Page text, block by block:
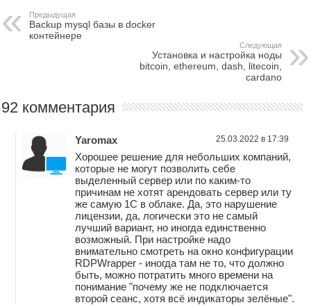
Предыдущая
Backup mysql базы в docker
контейнере
Следующая
Установка и настройка ноды
bitcoin, ethereum, dash, litecoin,
cardano
92 комментария
Yaromax 25.03.2022 в 17:39
Хорошее решение для небольших компаний,
которые не могут позволить себе
выделенный сервер или по каким-то
причинам не хотят арендовать сервер или ту
же самую 1С в облаке. Да, это нарушение
лицензии, да, логически это не самый
лучший вариант, но иногда единственно
возможный. При настройке надо
внимательно смотреть на окно конфигурации
RDPWrapper - иногда там не то, что должно
быть, можно потратить много времени на
понимание "почему же не подключается
второй сеанс, хотя всё индикаторы зелёные".